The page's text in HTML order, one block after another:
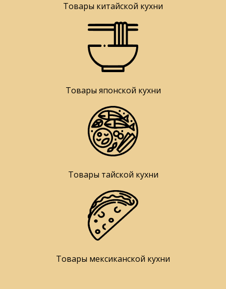
Товары китайской кухни
Товары японской кухни
Товары тайской кухни
Товары мексиканской кухни